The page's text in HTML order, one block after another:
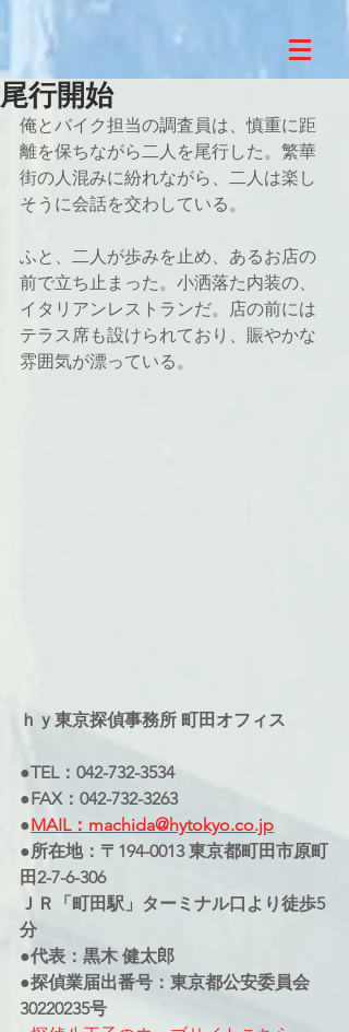
尾行開始
俺とバイク担当の調査員は、慎重に距
離を保ちながら二人を尾行した。繁華
街の人混みに紛れながら、二人は楽し
そうに会話を交わしている。
ふと、二人が歩みを止め、あるお店の
前で立ち止まった。小洒落た内装の、
イタリアンレストランだ。店の前には
テラス席も設けられており、賑やかな
雰囲気が漂っている。
ｈｙ東京探偵事務所 町田オフィス
●TEL：042-732-3534
●FAX：042-732-3263
●MAIL：machida@hytokyo.co.jp
●所在地：〒194-0013 東京都町田市原町
田2-7-6-306
ＪＲ「町田駅」ターミナル口より徒歩5
分
●代表：黒木 健太郎
●探偵業届出番号：東京都公安委員会
30220235号